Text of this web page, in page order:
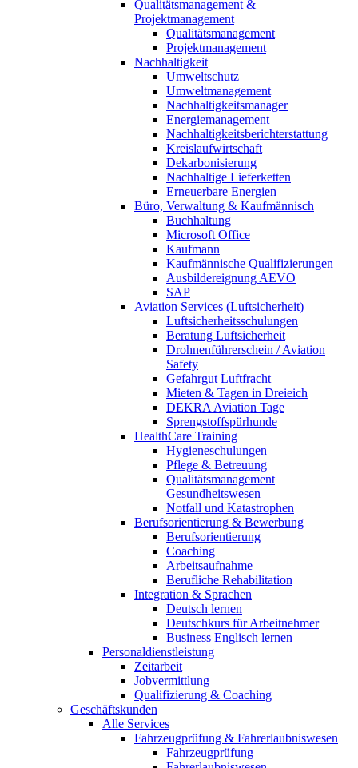
Qualitätsmanagement &
Projektmanagement
Qualitätsmanagement
Projektmanagement
Nachhaltigkeit
Umweltschutz
Umweltmanagement
Nachhaltigkeitsmanager
Energiemanagement
Nachhaltigkeitsberichterstattung
Kreislaufwirtschaft
Dekarbonisierung
Nachhaltige Lieferketten
Erneuerbare Energien
Büro, Verwaltung & Kaufmännisch
Buchhaltung
Microsoft Office
Kaufmann
Kaufmännische Qualifizierungen
Ausbildereignung AEVO
SAP
Aviation Services (Luftsicherheit)
Luftsicherheitsschulungen
Beratung Luftsicherheit
Drohnenführerschein / Aviation
Safety
Gefahrgut Luftfracht
Mieten & Tagen in Dreieich
DEKRA Aviation Tage
Sprengstoffspürhunde
HealthCare Training
Hygieneschulungen
Pflege & Betreuung
Qualitätsmanagement
Gesundheitswesen
Notfall und Katastrophen
Berufsorientierung & Bewerbung
Berufsorientierung
Coaching
Arbeitsaufnahme
Berufliche Rehabilitation
Integration & Sprachen
Deutsch lernen
Deutschkurs für Arbeitnehmer
Business Englisch lernen
Personaldienstleistung
Zeitarbeit
Jobvermittlung
Qualifizierung & Coaching
Geschäftskunden
Alle Services
Fahrzeugprüfung & Fahrerlaubniswesen
Fahrzeugprüfung